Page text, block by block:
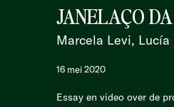
JANELAÇO
Marcela Levi, Lucía
16 mei 2020
Essay en video over de